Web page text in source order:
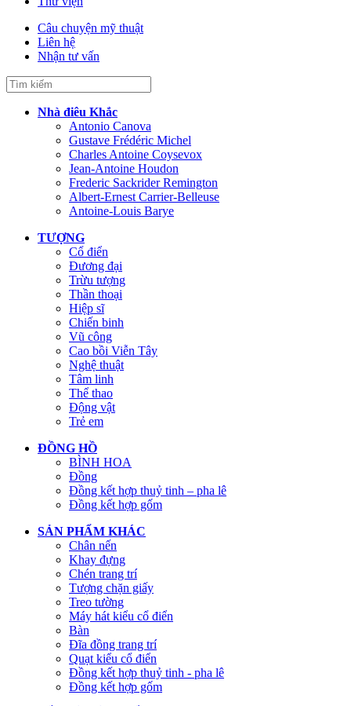
Câu chuyện mỹ thuật
Liên hệ
Nhận tư vấn
Nhà điêu Khắc
Antonio Canova
Gustave Frédéric Michel
Charles Antoine Coysevox
Jean-Antoine Houdon
Frederic Sackrider Remington
Albert-Ernest Carrier-Belleuse
Antoine-Louis Barye
TƯỢNG
Cổ điển
Đương đại
Trừu tượng
Thần thoại
Hiệp sĩ
Chiến binh
Vũ công
Cao bồi Viễn Tây
Nghệ thuật
Tâm linh
Thể thao
Động vật
Trẻ em
ĐỒNG HỒ
BÌNH HOA
Đồng
Đồng kết hợp thuỷ tinh – pha lê
Đồng kết hợp gốm
SẢN PHẨM KHÁC
Chân nến
Khay đựng
Chén trang trí
Tượng chặn giấy
Treo tường
Máy hát kiểu cổ điển
Bàn
Đĩa đồng trang trí
Quạt kiểu cổ điển
Đồng kết hợp thuỷ tinh - pha lê
Đồng kết hợp gốm